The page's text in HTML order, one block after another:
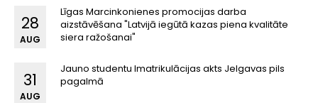
Līgas Marcinkonienes promocijas darba
aizstāvēšana "Latvijā iegūtā kazas piena kvalitāte
siera ražošanai"
28
AUG
Jauno studentu Imatrikulācijas akts Jelgavas pils
pagalmā
31
AUG